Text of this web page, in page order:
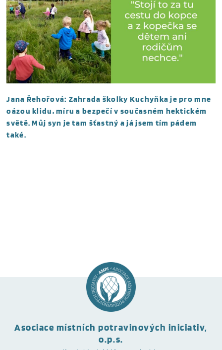
Jana Řehořová: Zahrada školky Kuchyňka je pro mne
oázou klidu, míru a bezpečí v současném hektickém
světě. Můj syn je tam šťastný a já jsem tím pádem
také.
Asociace místních potravinových iniciativ,
o.p.s.